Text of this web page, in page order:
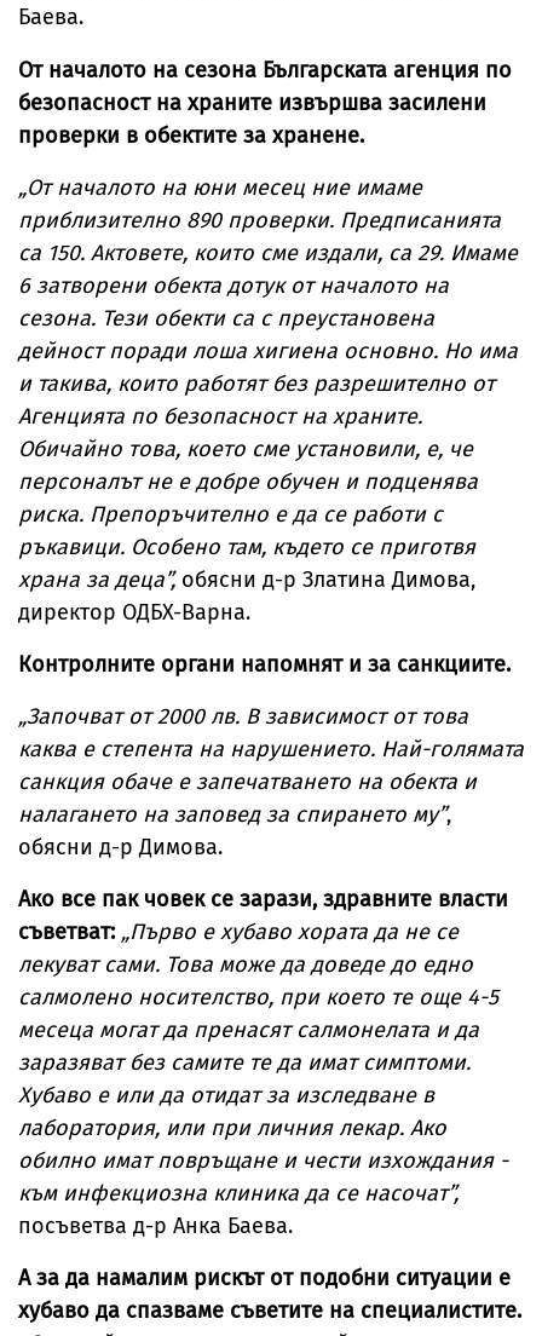
Баева.
От началото на сезона Българската агенция по
безопасност на храните извършва засилени
проверки в обектите за хранене.
„От началото на юни месец ние имаме
приблизително 890 проверки. Предписанията
са 150. Актовете, които сме издали, са 29. Имаме
6 затворени обекта дотук от началото на
сезона. Тези обекти са с преустановена
дейност поради лоша хигиена основно. Но има
и такива, които работят без разрешително от
Агенцията по безопасност на храните.
Обичайно това, което сме установили, е, че
персоналът не е добре обучен и подценява
риска. Препоръчително е да се работи с
ръкавици. Особено там, където се приготвя
храна за деца”,обясни д-р Златина Димова,
директор ОДБХ-Варна.
Контролните органи напомнят и за санкциите.
„Започват от 2000 лв. В зависимост от това
каква е степента на нарушението. Най-голямата
санкция обаче е запечатването на обекта и
налагането на заповед за спирането му”,
обясни д-р Димова.
Ако все пак човек се зарази, здравните власти
съветват:„Първо е хубаво хората да не се
лекуват сами. Това може да доведе до едно
салмолено носителство, при което те още 4-5
месеца могат да пренасят салмонелата и да
заразяват без самите те да имат симптоми.
Хубаво е или да отидат за изследване в
лаборатория, или при личния лекар. Ако
обилно имат повръщане и чести изхождания -
към инфекциозна клиника да се насочат”,
посъветва д-р Анка Баева.
А за да намалим рискът от подобни ситуации е
хубаво да спазваме съветите на специалистите.